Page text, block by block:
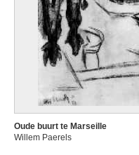
Oude buurt te Marseille
Willem Paerels